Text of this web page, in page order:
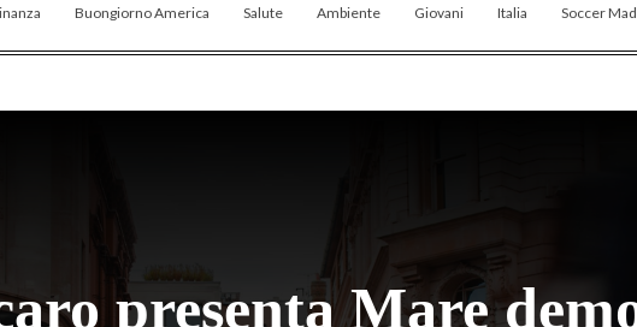
Buongiorno America Salute Ambiente Giovani Italia Soccer
presenta Mare